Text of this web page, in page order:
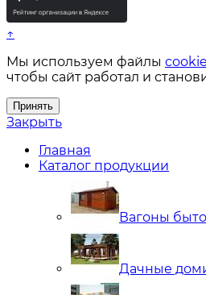
↑
Мы используем файлы cookie
чтобы сайт работал и
Принять
Закрыть
Главная
Каталог продукции
Вагоны
Дачные